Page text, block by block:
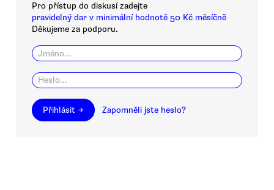
Pro přístup do diskusí zadejte
pravidelný dar v minimální hodnotě 50 Kč měsíčně
Děkujeme za podporu.
Přihlásit → Zapomněli jste heslo?